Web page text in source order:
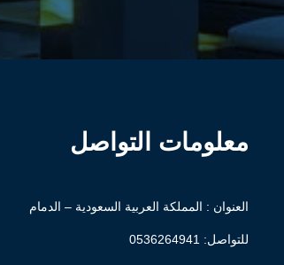
معلومات التواصل
العنوان : المملكة العربية السعودية – الدمام
للتواصل: ⁦ 0536264941